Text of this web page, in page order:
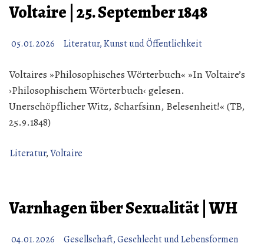
1837“
Voltaire | 25. September 1848
05.01.2026 Literatur, Kunst und Öffentlichkeit
Voltaires »Philosophisches Wörterbuch« »In Voltaire’s
›Philosophischem Wörterbuch‹ gelesen.
Unerschöpflicher Witz, Scharfsinn, Belesenheit!« (TB,
25.9.1848)
Literatur,Voltaire
Varnhagen über Sexualität | WH
04.01.2026 Gesellschaft, Geschlecht und Lebensformen